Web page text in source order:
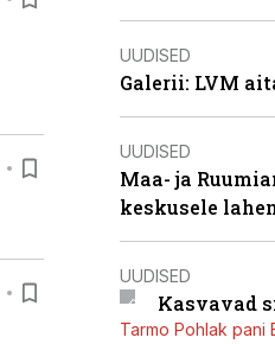
UUDISED
Galerii: LVM
UUDISED
Maa- ja
keskusele
UUDISED
Kasvavad
Tarmo Pohlak